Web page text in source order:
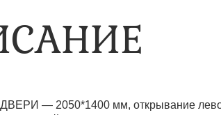
— 2050*1400 мм, открывание